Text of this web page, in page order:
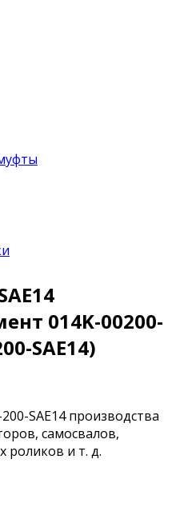
014K-00200-
SAE14)
SAE14 производства
самосвалов,
роликов и т. д.